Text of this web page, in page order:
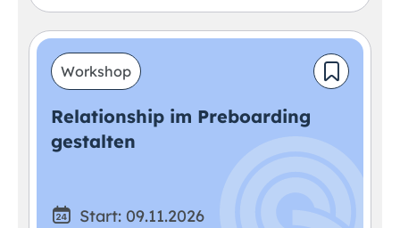
Workshop
Relationship im Preboarding
gestalten
Start: 09.11.2026